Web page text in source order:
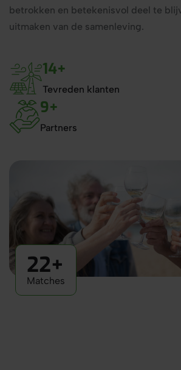
betrokken en betekenisvol deel te
uitmaken van de samenleving.
23
Tevreden klanten
16
Partners
34
Matches